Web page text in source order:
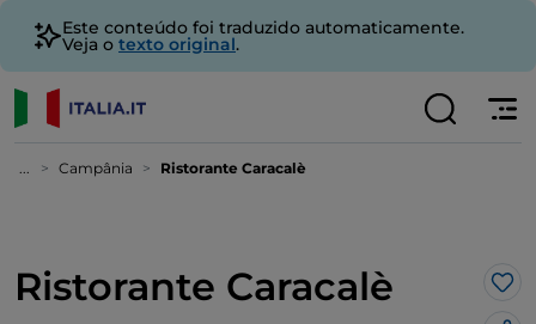
Este conteúdo foi traduzido automaticamente.
Veja o texto original.
... Campânia Ristorante Caracalè
Ristorante Caracalè